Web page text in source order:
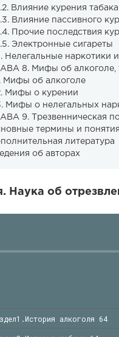
Влияние курения
Влияние пассивного
Прочие последствия
Электронные сигареты
Нелегальные наркотики
8. Мифы об алкоголе,
Мифы об алкоголе
Мифы о курении
Мифы о нелегальных
9. Трезвенническая
термины и
литература
об авторах
Наука об
алкоголя 64